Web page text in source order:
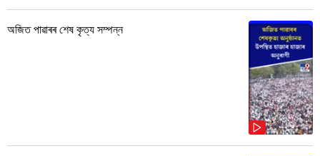
অজিত পাৱাৰৰ শেষ কৃত্য সম্পন্ন